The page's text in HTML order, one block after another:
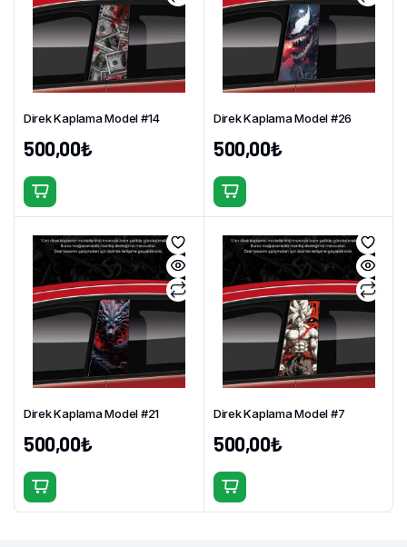
Direk Kaplama Model #14
500,00₺
Direk Kaplama Model #26
500,00₺
Direk Kaplama Model #21
500,00₺
Direk Kaplama Model #7
500,00₺